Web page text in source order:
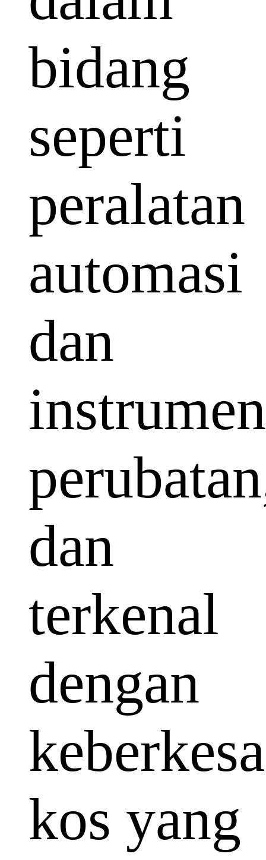
bidang
seperti
peralatan
automasi
dan
instrumen
dan
terkenal
dengan
kos yang